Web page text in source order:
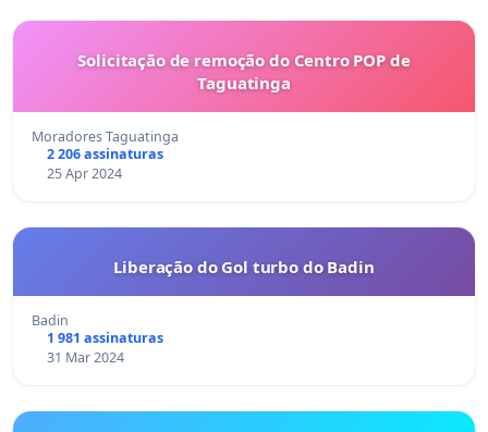
Solicitação de remoção do Centro POP de
Taguatinga
Moradores Taguatinga
2 206 assinaturas
25 Apr 2024
Liberação do Gol turbo do Badin
Badin
1 981 assinaturas
31 Mar 2024